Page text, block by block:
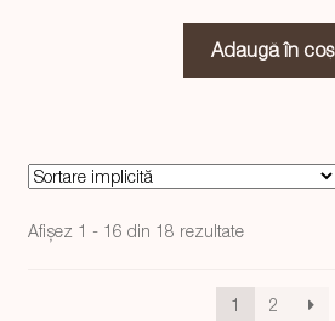
a
fost:
Adaugă în coș
Afișez 1 - 16 din 18 rezultate
1 2